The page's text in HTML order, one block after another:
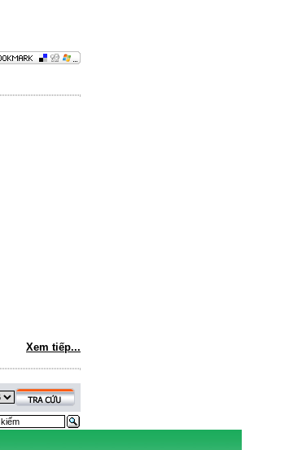
Xem tiếp...